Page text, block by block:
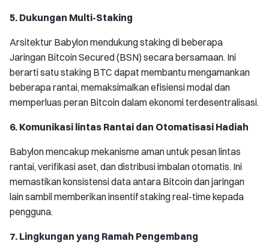
5. Dukungan Multi-Staking
Arsitektur Babylon mendukung staking di beberapa
Jaringan Bitcoin Secured (BSN) secara bersamaan. Ini
berarti satu staking BTC dapat membantu mengamankan
beberapa rantai, memaksimalkan efisiensi modal dan
memperluas peran Bitcoin dalam ekonomi terdesentralisasi.
6. Komunikasi lintas Rantai dan Otomatisasi Hadiah
Babylon mencakup mekanisme aman untuk pesan lintas
rantai, verifikasi aset, dan distribusi imbalan otomatis. Ini
memastikan konsistensi data antara Bitcoin dan jaringan
lain sambil memberikan insentif staking real-time kepada
pengguna.
7. Lingkungan yang Ramah Pengembang